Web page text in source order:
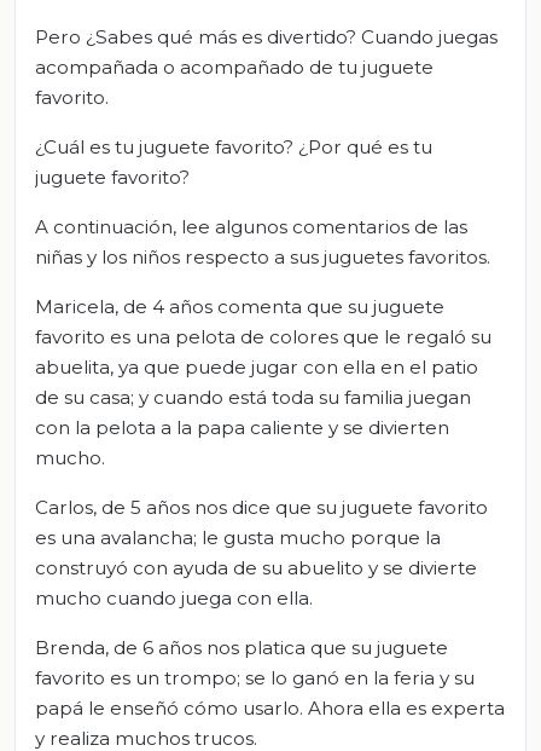
Pero ¿Sabes qué más es divertido? Cuando juegas
acompañada o acompañado de tu juguete
favorito.
¿Cuál es tu juguete favorito? ¿Por qué es tu
juguete favorito?
A continuación, lee algunos comentarios de las
niñas y los niños respecto a sus juguetes favoritos.
Maricela, de 4 años comenta que su juguete
favorito es una pelota de colores que le regaló su
abuelita, ya que puede jugar con ella en el patio
de su casa; y cuando está toda su familia juegan
con la pelota a la papa caliente y se divierten
mucho.
Carlos, de 5 años nos dice que su juguete favorito
es una avalancha; le gusta mucho porque la
construyó con ayuda de su abuelito y se divierte
mucho cuando juega con ella.
Brenda, de 6 años nos platica que su juguete
favorito es un trompo; se lo ganó en la feria y su
papá le enseñó cómo usarlo. Ahora ella es experta
y realiza muchos trucos.